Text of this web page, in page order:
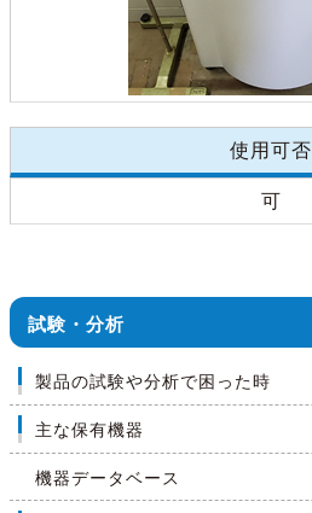
使用可否
可
試験・分析
製品の試験や分析で困った時
主な保有機器
機器データベース